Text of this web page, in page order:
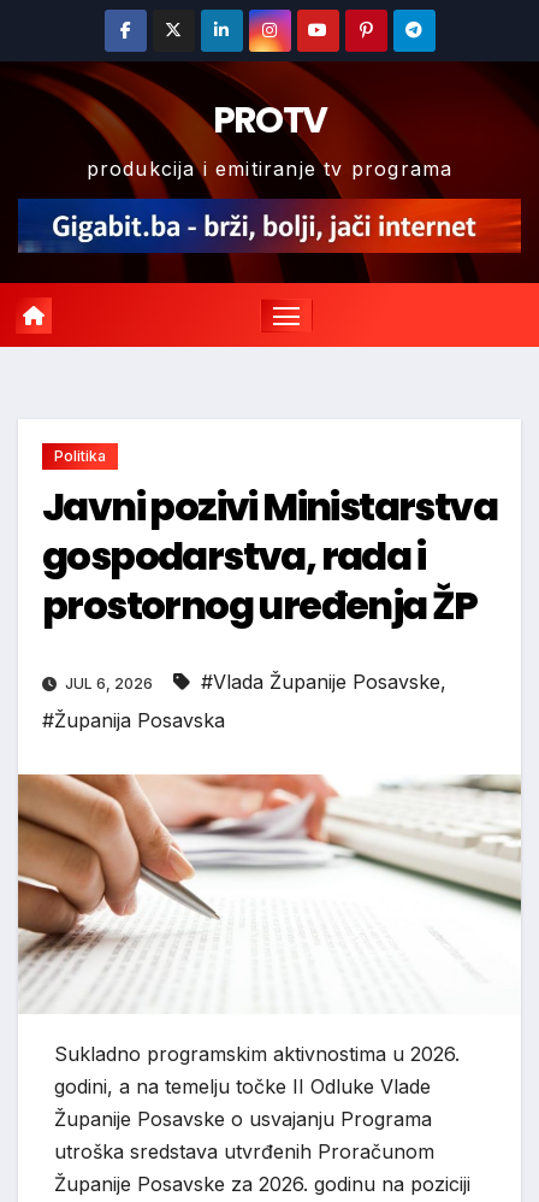
content
PROTV
produkcija i emitiranje tv programa
Politika
Javni pozivi Ministarstva
gospodarstva, rada i
prostornog uređenja ŽP
JUL 6, 2026 #Vlada Županije Posavske,
#Županija Posavska
Sukladno programskim aktivnostima u 2026.
godini, a na temelju točke II Odluke Vlade
Županije Posavske o usvajanju Programa
utroška sredstava utvrđenih Proračunom
Županije Posavske za 2026. godinu na poziciji